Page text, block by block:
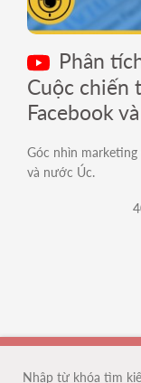
Phân
Cuộc chiến
Facebook
Góc nhìn
và nước Úc.